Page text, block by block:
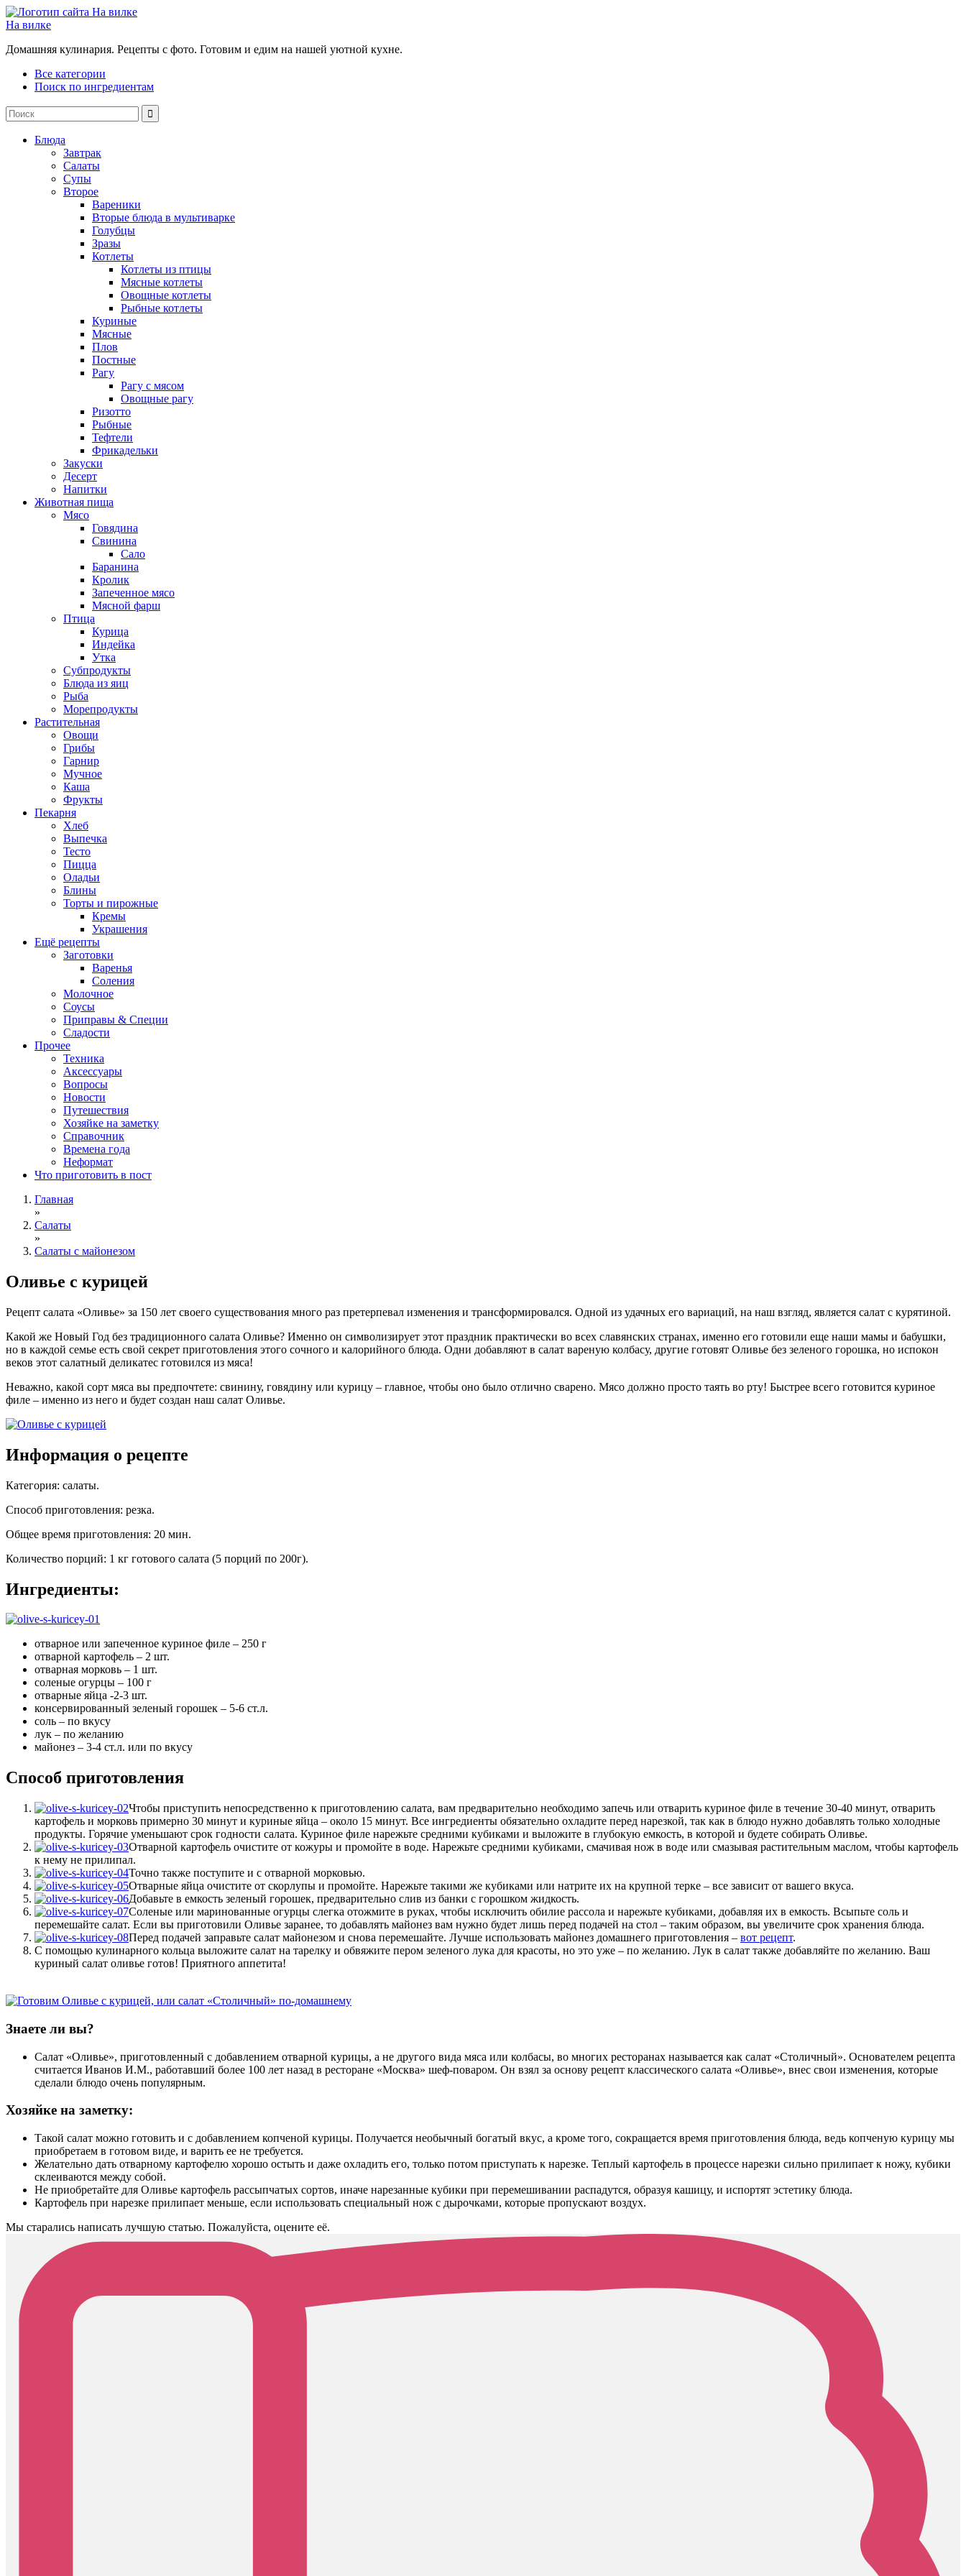
На вилке
Домашняя кулинария. Рецепты с фото. Готовим и едим на нашей уютной кухне.
Все категории
Поиск по ингредиентам
Блюда
Завтрак
Салаты
Супы
Второе
Вареники
Вторые блюда в мультиварке
Голубцы
Зразы
Котлеты
Котлеты из птицы
Мясные котлеты
Овощные котлеты
Рыбные котлеты
Куриные
Мясные
Плов
Постные
Рагу
Рагу с мясом
Овощные рагу
Ризотто
Рыбные
Тефтели
Фрикадельки
Закуски
Десерт
Напитки
Животная пища
Мясо
Говядина
Свинина
Сало
Баранина
Кролик
Запеченное мясо
Мясной фарш
Птица
Курица
Индейка
Утка
Субпродукты
Блюда из яиц
Рыба
Морепродукты
Растительная
Овощи
Грибы
Гарнир
Мучное
Каша
Фрукты
Пекарня
Хлеб
Выпечка
Тесто
Пицца
Оладьи
Блины
Торты и пирожные
Кремы
Украшения
Ещё рецепты
Заготовки
Варенья
Соления
Молочное
Соусы
Приправы & Специи
Сладости
Прочее
Техника
Аксессуары
Вопросы
Новости
Путешествия
Хозяйке на заметку
Справочник
Времена года
Неформат
Что приготовить в пост
Главная
»
Салаты
»
Салаты с майонезом
Оливье с курицей
Рецепт салата «Оливье» за 150 лет своего существования много раз претерпевал изменения и трансформировался. Одной из удачных его вариаций, на наш взгляд, является салат с курятиной.
Какой же Новый Год без традиционного салата Оливье? Именно он символизирует этот праздник практически во всех славянских странах, именно его готовили еще наши мамы и бабушки,
но в каждой семье есть свой секрет приготовления этого сочного и калорийного блюда. Одни добавляют в салат вареную колбасу, другие готовят Оливье без зеленого горошка, но испокон
веков этот салатный деликатес готовился из мяса!
Неважно, какой сорт мяса вы предпочтете: свинину, говядину или курицу – главное, чтобы оно было отлично сварено. Мясо должно просто таять во рту! Быстрее всего готовится куриное
филе – именно из него и будет создан наш салат Оливье.
Информация о рецепте
Категория: салаты.
Способ приготовления: резка.
Общее время приготовления: 20 мин.
Количество порций: 1 кг готового салата (5 порций по 200г).
Ингредиенты:
отварное или запеченное куриное филе – 250 г
отварной картофель – 2 шт.
отварная морковь – 1 шт.
соленые огурцы – 100 г
отварные яйца -2-3 шт.
консервированный зеленый горошек – 5-6 ст.л.
соль – по вкусу
лук – по желанию
майонез – 3-4 ст.л. или по вкусу
Способ приготовления
Чтобы приступить непосредственно к приготовлению салата, вам предварительно необходимо запечь или отварить куриное филе в течение 30-40 минут, отварить
картофель и морковь примерно 30 минут и куриные яйца – около 15 минут. Все ингредиенты обязательно охладите перед нарезкой, так как в блюдо нужно добавлять только холодные
продукты. Горячие уменьшают срок годности салата. Куриное филе нарежьте средними кубиками и выложите в глубокую емкость, в которой и будете собирать Оливье.
Отварной картофель очистите от кожуры и промойте в воде. Нарежьте средними кубиками, смачивая нож в воде или смазывая растительным маслом, чтобы картофель
к нему не прилипал.
Точно также поступите и с отварной морковью.
Отварные яйца очистите от скорлупы и промойте. Нарежьте такими же кубиками или натрите их на крупной терке – все зависит от вашего вкуса.
Добавьте в емкость зеленый горошек, предварительно слив из банки с горошком жидкость.
Соленые или маринованные огурцы слегка отожмите в руках, чтобы исключить обилие рассола и нарежьте кубиками, добавляя их в емкость. Всыпьте соль и
перемешайте салат. Если вы приготовили Оливье заранее, то добавлять майонез вам нужно будет лишь перед подачей на стол – таким образом, вы увеличите срок хранения блюда.
Перед подачей заправьте салат майонезом и снова перемешайте. Лучше использовать майонез домашнего приготовления – вот рецепт.
С помощью кулинарного кольца выложите салат на тарелку и обвяжите пером зеленого лука для красоты, но это уже – по желанию. Лук в салат также добавляйте по желанию. Ваш
куриный салат оливье готов! Приятного аппетита!
Знаете ли вы?
Салат «Оливье», приготовленный с добавлением отварной курицы, а не другого вида мяса или колбасы, во многих ресторанах называется как салат «Столичный». Основателем рецепта
считается Иванов И.М., работавший более 100 лет назад в ресторане «Москва» шеф-поваром. Он взял за основу рецепт классического салата «Оливье», внес свои изменения, которые
сделали блюдо очень популярным.
Хозяйке на заметку:
Такой салат можно готовить и с добавлением копченой курицы. Получается необычный богатый вкус, а кроме того, сокращается время приготовления блюда, ведь копченую курицу мы
приобретаем в готовом виде, и варить ее не требуется.
Желательно дать отварному картофелю хорошо остыть и даже охладить его, только потом приступать к нарезке. Теплый картофель в процессе нарезки сильно прилипает к ножу, кубики
склеиваются между собой.
Не приобретайте для Оливье картофель рассыпчатых сортов, иначе нарезанные кубики при перемешивании распадутся, образуя кашицу, и испортят эстетику блюда.
Картофель при нарезке прилипает меньше, если использовать специальный нож с дырочками, которые пропускают воздух.
Мы старались написать лучшую статью. Пожалуйста, оцените её.